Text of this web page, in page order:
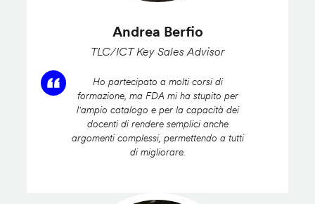
Andrea Berfio
TLC/ICT Key Sales Advisor
Ho partecipato a molti corsi di
formazione, ma FDA mi ha stupito per
l'ampio catalogo e per la capacità dei
docenti di rendere semplici anche
argomenti complessi, permettendo a tutti
di migliorare.